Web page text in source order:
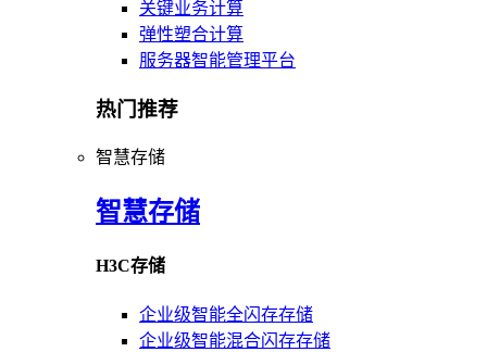
关键业务计算
弹性塑合计算
服务器智能管理平台
热门推荐
智慧存储
智慧存储
H3C存储
企业级智能全闪存存储
企业级智能混合闪存存储